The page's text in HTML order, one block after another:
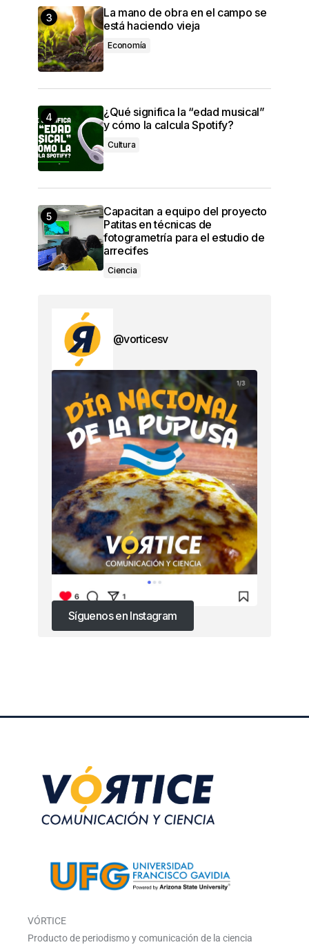
La mano de obra en el campo se
está haciendo vieja
Economía
¿Qué significa la “edad musical”
y cómo la calcula Spotify?
Cultura
Capacitan a equipo del proyecto
Patitas en técnicas de
fotogrametría para el estudio de
arrecifes
Ciencia
@vorticesv
Síguenos en Instagram
VÓRTICE
Producto de periodismo y comunicación de la ciencia